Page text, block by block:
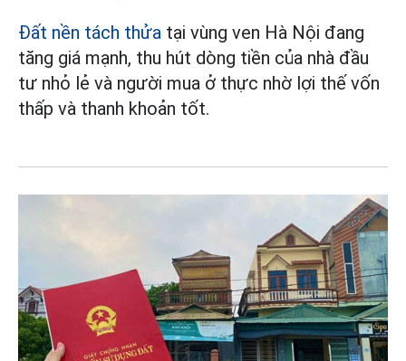
Đất nền tách thửa tại vùng ven Hà Nội đang
tăng giá mạnh, thu hút dòng tiền của nhà đầu
tư nhỏ lẻ và người mua ở thực nhờ lợi thế vốn
thấp và thanh khoản tốt.